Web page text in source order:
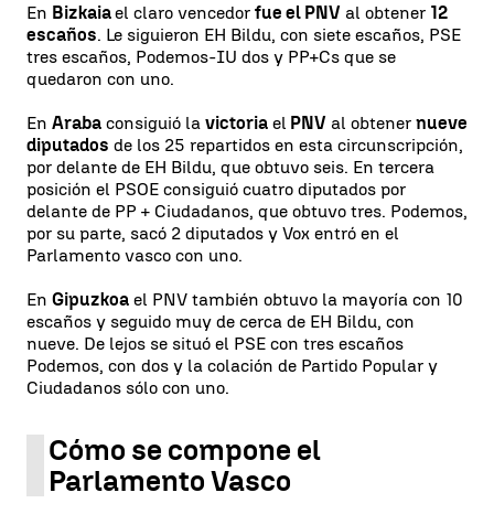
En Bizkaiael claro vencedor fue el PNV al obtener 12
escaños. Le siguieron EH Bildu, con siete escaños, PSE
tres escaños, Podemos-IU dos y PP+Cs que se
quedaron con uno.
En Araba consiguió la victoria el PNV al obtener nueve
diputados de los 25 repartidos en esta circunscripción,
por delante de EH Bildu, que obtuvo seis. En tercera
posición el PSOE consiguió cuatro diputados por
delante de PP + Ciudadanos, que obtuvo tres. Podemos,
por su parte, sacó 2 diputados y Vox entró en el
Parlamento vasco con uno.
En Gipuzkoa el PNV también obtuvo la mayoría con 10
escaños y seguido muy de cerca de EH Bildu, con
nueve. De lejos se situó el PSE con tres escaños
Podemos, con dos y la colación de Partido Popular y
Ciudadanos sólo con uno.
Cómo se compone el
Parlamento Vasco